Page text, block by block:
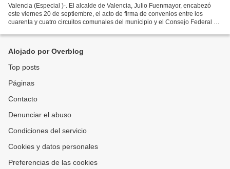
Valencia (Especial )-. El alcalde de Valencia, Julio Fuenmayor, encabezó
este viernes 20 de septiembre, el acto de firma de convenios entre los
cuarenta y cuatro circuitos comunales del municipio y el Consejo Federal de
Alojado por Overblog
Top posts
Páginas
Contacto
Denunciar el abuso
Condiciones del servicio
Cookies y datos personales
Preferencias de las cookies